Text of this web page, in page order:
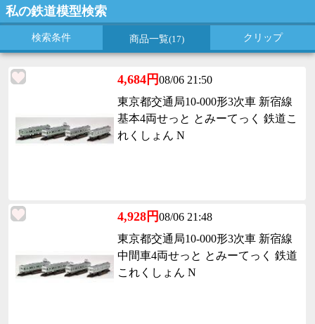
私の鉄道模型検索
検索条件 商品一覧(17) クリップ
4,684円08/06 21:50
東京都交通局10-000形3次車 新宿線
基本4両せっと とみーてっく 鉄道こ
れくしょん N
4,928円08/06 21:48
東京都交通局10-000形3次車 新宿線
中間車4両せっと とみーてっく 鉄道
これくしょん N